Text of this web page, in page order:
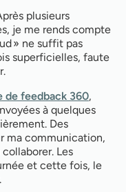
plusieurs
je me rends compte
» ne suffit pas
superficielles, faute
de feedback 360,
à quelques
Des
ma communication,
Les
et cette fois, le